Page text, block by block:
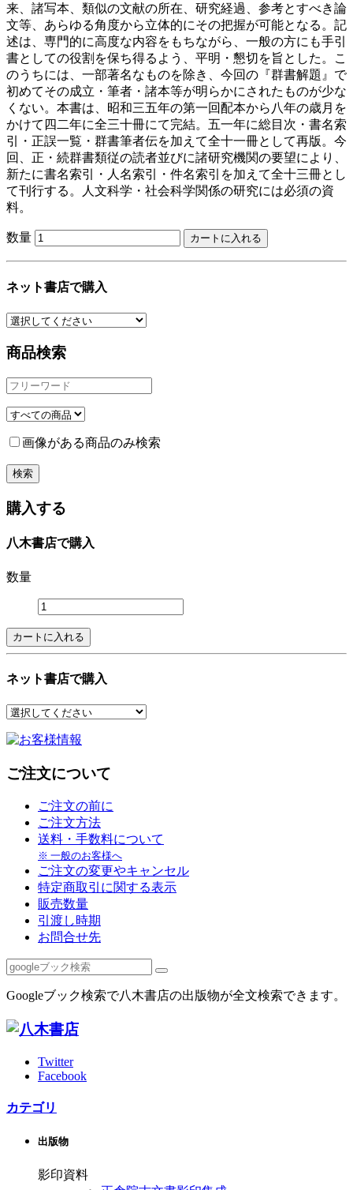
来、諸写本、類似の文献の所在、研究経過、参考とすべき論
文等、あらゆる角度から立体的にその把握が可能となる。記
述は、専門的に高度な内容をもちながら、一般の方にも手引
書としての役割を保ち得るよう、平明・懇切を旨とした。こ
のうちには、一部著名なものを除き、今回の『群書解題』で
初めてその成立・筆者・諸本等が明らかにされたものが少な
くない。本書は、昭和三五年の第一回配本から八年の歳月を
かけて四二年に全三十冊にて完結。五一年に総目次・書名索
引・正誤一覧・群書筆者伝を加えて全十一冊として再版。今
回、正・続群書類従の読者並びに諸研究機関の要望により、
新たに書名索引・人名索引・件名索引を加えて全十三冊とし
て刊行する。人文科学・社会科学関係の研究には必須の資
料。
数量
ネット書店で購入
商品検索
画像がある商品のみ検索
購入する
八木書店で購入
数量
ネット書店で購入
ご注文について
ご注文の前に
ご注文方法
送料・手数料について
※ 一般のお客様へ
ご注文の変更やキャンセル
特定商取引に関する表示
販売数量
引渡し時期
お問合せ先
Googleブック検索で八木書店の出版物が全文検索できます。
Twitter
Facebook
カテゴリ
出版物
影印資料